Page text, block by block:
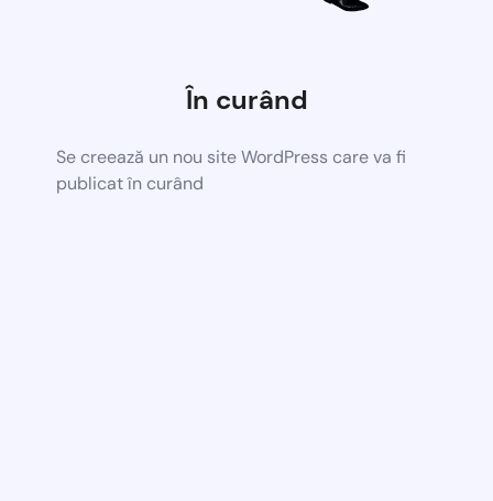
În curând
Se creează un nou site WordPress care va fi
publicat în curând